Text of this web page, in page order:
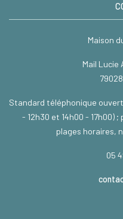
Maison
Mail Lucie
Standard téléphonique
- 12h30 et 14h00 - 17h00)
plages horaires,
05